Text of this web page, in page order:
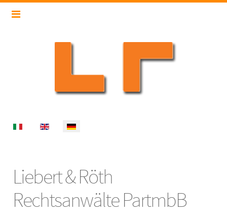
Select your language
Liebert & Röth
Rechtsanwälte PartmbB